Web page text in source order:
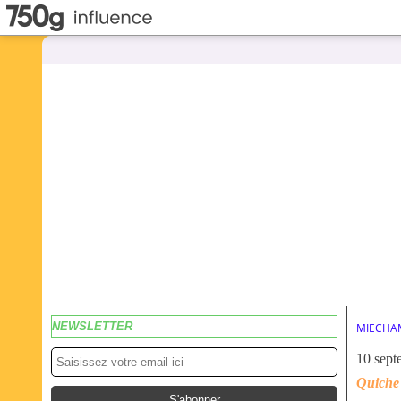
NEWSLETTER
10